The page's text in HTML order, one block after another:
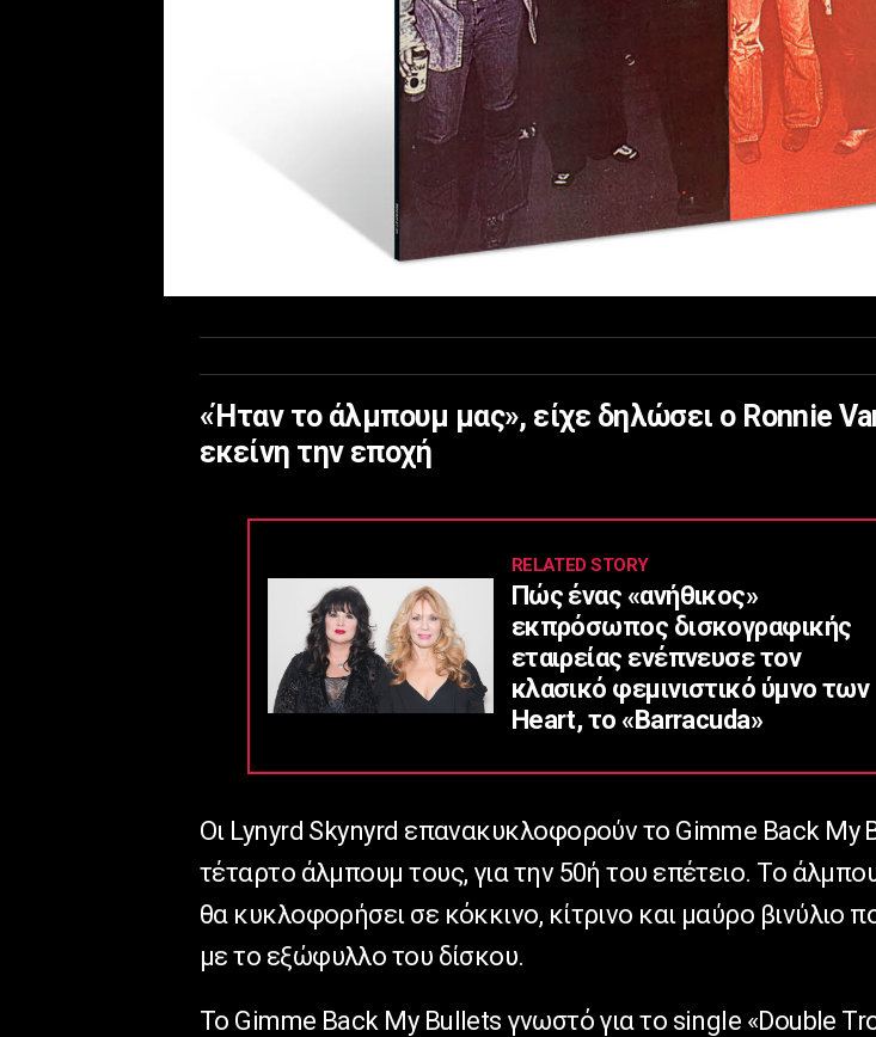
«Ήταν το άλμπουμ μας», είχε δηλώσει ο Ronnie
εκείνη την εποχή
RELATED STORY
Πώς ένας «ανήθικος»
εκπρόσωπος δισκογραφικής
εταιρείας ενέπνευσε τον
κλασικό φεμινιστικό ύμνο των
Heart, το «Barracuda»
Οι Lynyrd Skynyrd επανακυκλοφορούν το Gimme Back My
τέταρτο άλμπουμ τους, για την 50ή του επέτειο. Το
θα κυκλοφορήσει σε κόκκινο, κίτρινο και μαύρο βινύλιο
με το εξώφυλλο του δίσκου.
Το Gimme Back My Bullets γνωστό για το single «Double